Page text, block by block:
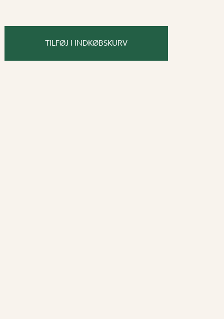
TILFØJ I INDKØBSKURV